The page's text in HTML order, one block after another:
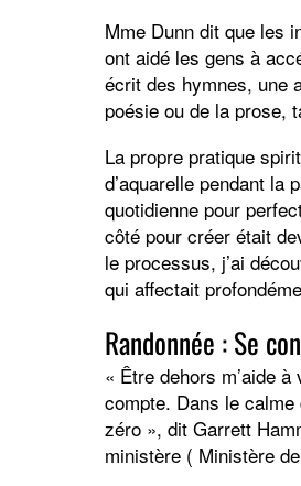
Mme Dunn dit que les
ont aidé les gens à
écrit des hymnes, une
poésie ou de la prose,
La propre pratique
d’aquarelle pendant la
quotidienne pour
côté pour créer était
le processus, j’ai
qui affectait
Randonnée : Se
« Être dehors m’aide
compte. Dans le
zéro », dit Garrett
ministère ( Ministère